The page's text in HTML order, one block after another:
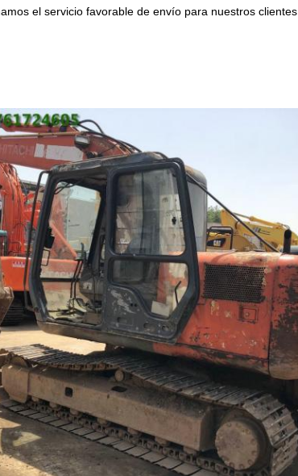
el servicio favorable de envío para nuestros clientes.